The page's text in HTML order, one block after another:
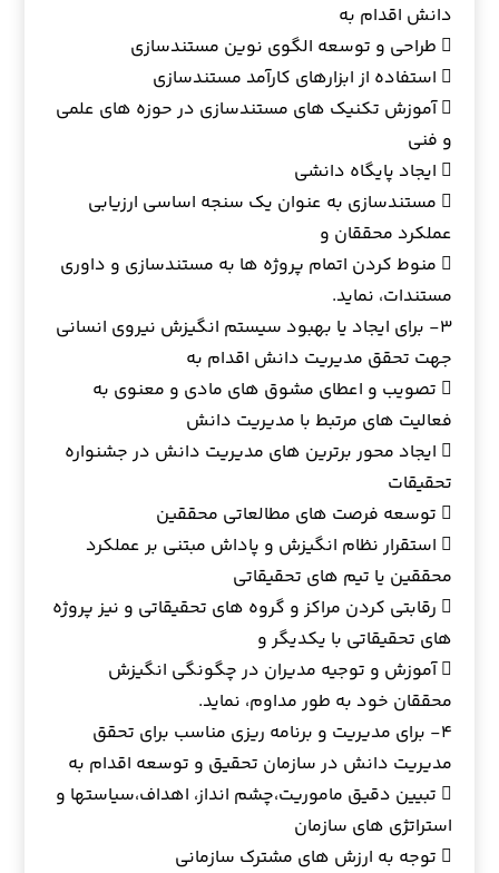
دانش اقدام به
 طراحی و توسعه الگوی نوین مستندسازی
 استفاده از ابزارهای کارآمد مستندسازی
 آموزش تکنیک های مستندسازی در حوزه های علمی
و فنی
 ایجاد پایگاه دانشی
 مستندسازی به عنوان یک سنجه اساسی ارزیابی
عملکرد محققان و
 منوط کردن اتمام پروژه ها به مستندسازی و داوری
مستندات، نماید.
۳- برای ایجاد یا بهبود سیستم انگیزش نیروی انسانی
جهت تحقق مدیریت دانش اقدام به
 تصویب و اعطای مشوق های مادی و معنوی به
فعالیت های مرتبط با مدیریت دانش
 ایجاد محور برترین های مدیریت دانش در جشنواره
تحقیقات
 توسعه فرصت های مطالعاتی محققین
 استقرار نظام انگیزش و پاداش مبتنی بر عملکرد
محققین یا تیم های تحقیقاتی
 رقابتی کردن مراکز و گروه های تحقیقاتی و نیز پروژه
های تحقیقاتی با یکدیگر و
 آموزش و توجیه مدیران در چگونگی انگیزش
محققان خود به طور مداوم، نماید.
۴- برای مدیریت و برنامه ریزی مناسب برای تحقق
مدیریت دانش در سازمان تحقیق و توسعه اقدام به
 تبیین دقیق ماموریت،چشم انداز، اهداف،سیاستها و
استراتژی های سازمان
 توجه به ارزش های مشترک سازمانی